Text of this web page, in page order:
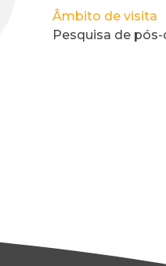
Âmbito de visita
Pesquisa de